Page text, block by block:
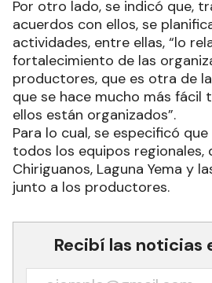
Por otro lado, se indicó que,
acuerdos con ellos, se
actividades, entre ellas, “lo
fortalecimiento de las
productores, que es otra de
que se hace mucho más fácil
ellos están organizados”.
Para lo cual, se especificó
todos los equipos regionales,
Chiriguanos, Laguna Yema y
junto a los productores.
Recibí las noticias